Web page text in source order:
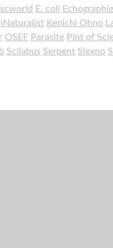
E. coli Echographie
iNaturalist Kenichi Ohno
OSEF Parasite Pint of
Scilabus Serpent Slexno